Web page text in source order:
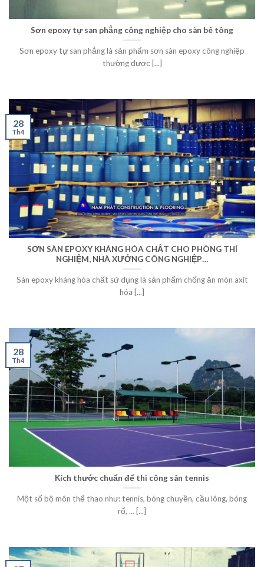
Sơn epoxy tự san phẳng công nghiệp cho sàn bê tông
Sơn epoxy tự san phẳng là sản phẩm sơn sàn epoxy công nghiệp
thường được [...]
SƠN SÀN EPOXY KHÁNG HÓA CHẤT CHO PHÒNG THÍ
NGHIỆM, NHÀ XƯỞNG CÔNG NGHIỆP…
Sàn epoxy kháng hóa chất sử dụng là sản phẩm chống ăn mòn axit
hóa [...]
28
Th4
Kích thước chuẩn để thi công sân tennis
Một số bộ môn thể thao như: tennis, bóng chuyền, cầu lông, bóng
rổ, ... [...]
28
Th4